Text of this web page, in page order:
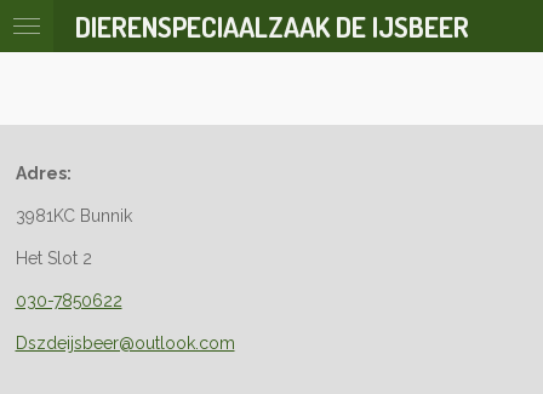
Ga
direct
hoofdinhoud
DIERENSPECIAALZAAK DE IJSBEER
Adres:
3981KC Bunnik
Het Slot 2
030-7850622
Dszdeijsbeer@outlook.com